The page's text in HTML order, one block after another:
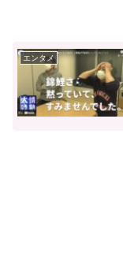
エンタメ